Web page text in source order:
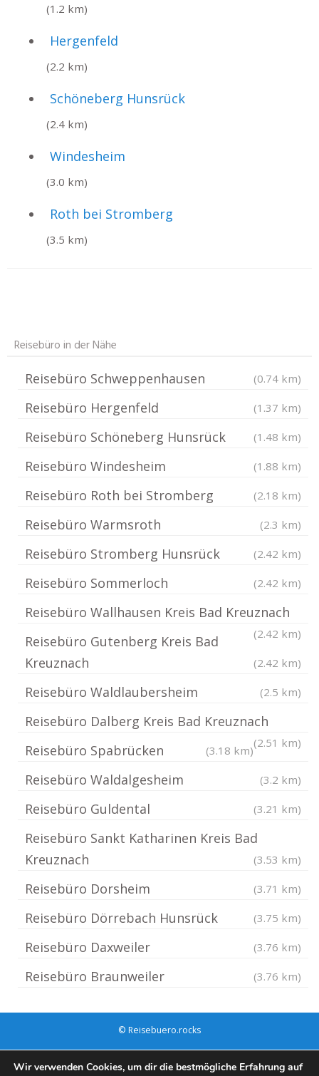
(1.2 km)
Hergenfeld
(2.2 km)
Schöneberg Hunsrück
(2.4 km)
Windesheim
(3.0 km)
Roth bei Stromberg
(3.5 km)
Reisebüro in der Nähe
Reisebüro Schweppenhausen (0.74 km)
Reisebüro Hergenfeld (1.37 km)
Reisebüro Schöneberg Hunsrück (1.48 km)
Reisebüro Windesheim (1.88 km)
Reisebüro Roth bei Stromberg (2.18 km)
Reisebüro Warmsroth (2.3 km)
Reisebüro Stromberg Hunsrück (2.42 km)
Reisebüro Sommerloch (2.42 km)
Reisebüro Wallhausen Kreis Bad Kreuznach
(2.42 km)
Reisebüro Gutenberg Kreis Bad
Kreuznach
(2.42 km)
Reisebüro Waldlaubersheim (2.5 km)
Reisebüro Dalberg Kreis Bad Kreuznach
(2.51 km)
Reisebüro Spabrücken (3.18 km)
Reisebüro Waldalgesheim (3.2 km)
Reisebüro Guldental (3.21 km)
Reisebüro Sankt Katharinen Kreis Bad
Kreuznach
(3.53 km)
Reisebüro Dorsheim (3.71 km)
Reisebüro Dörrebach Hunsrück (3.75 km)
Reisebüro Daxweiler (3.76 km)
Reisebüro Braunweiler (3.76 km)
© Reisebuero.rocks
Wir verwenden Cookies, um dir die bestmögliche Erfahrung auf